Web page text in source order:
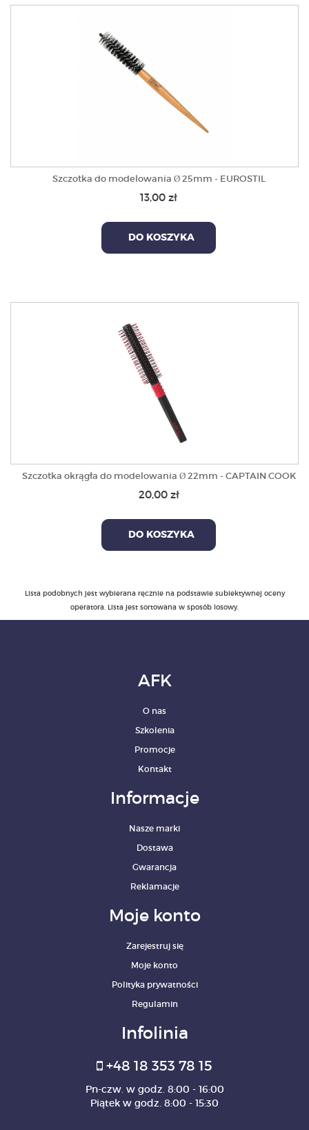
Szczotka do modelowania Ø 25mm - EUROSTIL
13,00 zł
DO KOSZYKA
Szczotka okrągła do modelowania Ø 22mm - CAPTAIN COOK
20,00 zł
DO KOSZYKA
Lista podobnych jest wybierana ręcznie na podstawie subiektywnej oceny
operatora. Lista jest sortowana w sposób losowy.
AFK
O nas
Szkolenia
Promocje
Kontakt
Informacje
Nasze marki
Dostawa
Gwarancja
Reklamacje
Moje konto
Zarejestruj się
Moje konto
Polityka prywatności
Regulamin
Infolinia
+48 18 353 78 15
Pn-czw. w godz. 8:00 - 16:00
Piątek w godz. 8:00 - 15:30